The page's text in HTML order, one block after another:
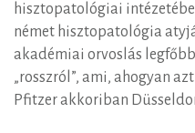
hisztopatológiai
német hisztopatológia
akadémiai orvoslás
„rosszról”, ami, ahogyan
Pfitzer akkoriban